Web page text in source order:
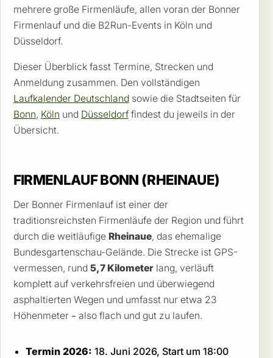
mehrere große Firmenläufe, allen voran der Bonner
Firmenlauf und die B2Run-Events in Köln und
Düsseldorf.
Dieser Überblick fasst Termine, Strecken und
Anmeldung zusammen. Den vollständigen
Laufkalender Deutschlandsowie die Stadtseiten für
Bonn, Köln und Düsseldorffindest du jeweils in der
Übersicht.
FIRMENLAUF BONN (RHEINAUE)
Der Bonner Firmenlauf ist einer der
traditionsreichsten Firmenläufe der Region und führt
durch die weitläufige Rheinaue, das ehemalige
Bundesgartenschau-Gelände. Die Strecke ist GPS-
vermessen, rund 5,7 Kilometerlang, verläuft
komplett auf verkehrsfreien und überwiegend
asphaltierten Wegen und umfasst nur etwa 23
Höhenmeter – also flach und gut zu laufen.
Termin 2026: 18. Juni 2026, Start um 18:00